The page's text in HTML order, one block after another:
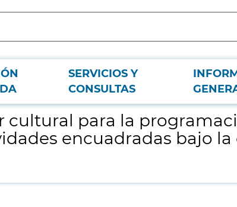
SERVICIOS Y
CONSULTAS
y ejecución del conjunto de actividades encuadradas bajo la
cultural para la
encuadradas bajo